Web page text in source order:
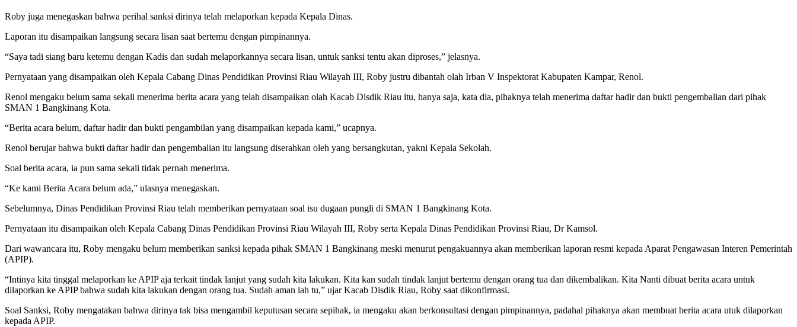
Roby juga menegaskan bahwa perihal sanksi dirinya telah melaporkan kepada Kepala Dinas.
Laporan itu disampaikan langsung secara lisan saat bertemu dengan pimpinannya.
“Saya tadi siang baru ketemu dengan Kadis dan sudah melaporkannya secara lisan, untuk sanksi tentu akan diproses,” jelasnya.
Pernyataan yang disampaikan oleh Kepala Cabang Dinas Pendidikan Provinsi Riau Wilayah III, Roby justru dibantah olah Irban V Inspektorat Kabupaten Kampar, Renol.
Renol mengaku belum sama sekali menerima berita acara yang telah disampaikan olah Kacab Disdik Riau itu, hanya saja, kata dia, pihaknya telah menerima daftar hadir dan bukti pengembalian dari pihak
SMAN 1 Bangkinang Kota.
“Berita acara belum, daftar hadir dan bukti pengambilan yang disampaikan kepada kami,” ucapnya.
Renol berujar bahwa bukti daftar hadir dan pengembalian itu langsung diserahkan oleh yang bersangkutan, yakni Kepala Sekolah.
Soal berita acara, ia pun sama sekali tidak pernah menerima.
“Ke kami Berita Acara belum ada,” ulasnya menegaskan.
Sebelumnya, Dinas Pendidikan Provinsi Riau telah memberikan pernyataan soal isu dugaan pungli di SMAN 1 Bangkinang Kota.
Pernyataan itu disampaikan oleh Kepala Cabang Dinas Pendidikan Provinsi Riau Wilayah III, Roby serta Kepala Dinas Pendidikan Provinsi Riau, Dr Kamsol.
Dari wawancara itu, Roby mengaku belum memberikan sanksi kepada pihak SMAN 1 Bangkinang meski menurut pengakuannya akan memberikan laporan resmi kepada Aparat Pengawasan Interen Pemerintah
(APIP).
“Intinya kita tinggal melaporkan ke APIP aja terkait tindak lanjut yang sudah kita lakukan. Kita kan sudah tindak lanjut bertemu dengan orang tua dan dikembalikan. Kita Nanti dibuat berita acara untuk
dilaporkan ke APIP bahwa sudah kita lakukan dengan orang tua. Sudah aman lah tu,” ujar Kacab Disdik Riau, Roby saat dikonfirmasi.
Soal Sanksi, Roby mengatakan bahwa dirinya tak bisa mengambil keputusan secara sepihak, ia mengaku akan berkonsultasi dengan pimpinannya, padahal pihaknya akan membuat berita acara utuk dilaporkan
kepada APIP.